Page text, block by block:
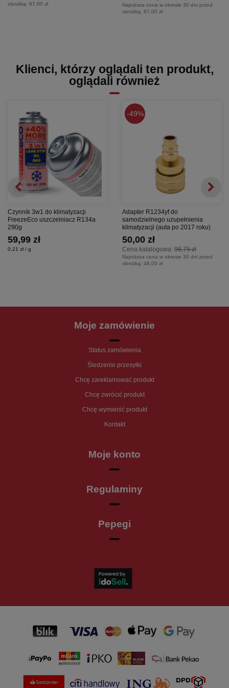
obniżką: 87,00 zł
Najniższa cena w okresie 30 dni przed
obniżką: 87,00 zł
Klienci, którzy oglądali ten produkt,
oglądali również
Czynnik 3w1 do klimatyzacji
FreezeEco uszczelniacz R134a
290g
59,99 zł
0,21 zł / g
49%
Adapter R1234yf do
samodzielnego uzupełnienia
klimatyzacji (auta po 2017 roku)
Cena katalogowa: 98,75 zł
50,00 zł
Najniższa cena w okresie 30 dni przed
obniżką: 48,00 zł
Moje zamówienie
Status zamówienia
Śledzenie przesyłki
Chcę zareklamować produkt
Chcę zwrócić produkt
Chcę wymienić produkt
Kontakt
Moje konto
Regulaminy
Pepegi